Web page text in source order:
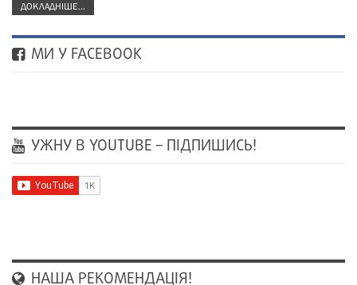
ДОКЛАДНІШЕ...
МИ У FACEBOOK
УЖНУ В YOUTUBE – ПІДПИШИСЬ!
НАША РЕКОМЕНДАЦІЯ!